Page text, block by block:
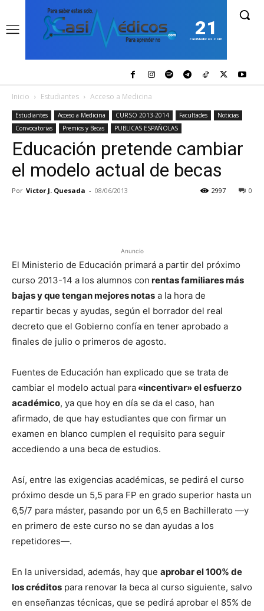
21
casiMedicos.com
Inicio Estudiantes Acceso a Medicina
Estudiantes Acceso a Medicina CURSO 2013-2014 Facultades
Noticias
Convocatorias
Premios y Becas PUBLICAS ESPAÑOLAS
Educación pretende cambiar
el modelo actual de becas
Por Victor J. Quesada - 08/06/2013 0
2997
Anuncio
El Ministerio de Educación primará a partir del próximo
curso 2013-14 a los alumnos con rentas familiares más
bajas y que tengan mejores notas a la hora de
repartir becas y ayudas, según el borrador del real
decreto que el Gobierno confía en tener aprobado a
finales de julio o primeros de agosto.
Fuentes de Educación han explicado que se trata de
cambiar el modelo actual para «incentivar» el esfuerzo
académico, ya que hoy en día se da el caso, han
afirmado, de que hay estudiantes que con firmar un
examen en blanco cumplen el requisito para seguir
accediendo a una beca de estudios.
Así, entre las exigencias académicas, se pedirá el curso
próximo desde un 5,5 para FP en grado superior hasta un
6,5/7 para máster, pasando por un 6,5 en Bachillerato —y
en primero de este curso no se dan ayudas a los
repetidores—.
En la universidad, además, hay que aprobar el 100% de
los créditos para renovar la beca al curso siguiente, salvo
en enseñanzas técnicas, que se pedirá aprobar el 85% de